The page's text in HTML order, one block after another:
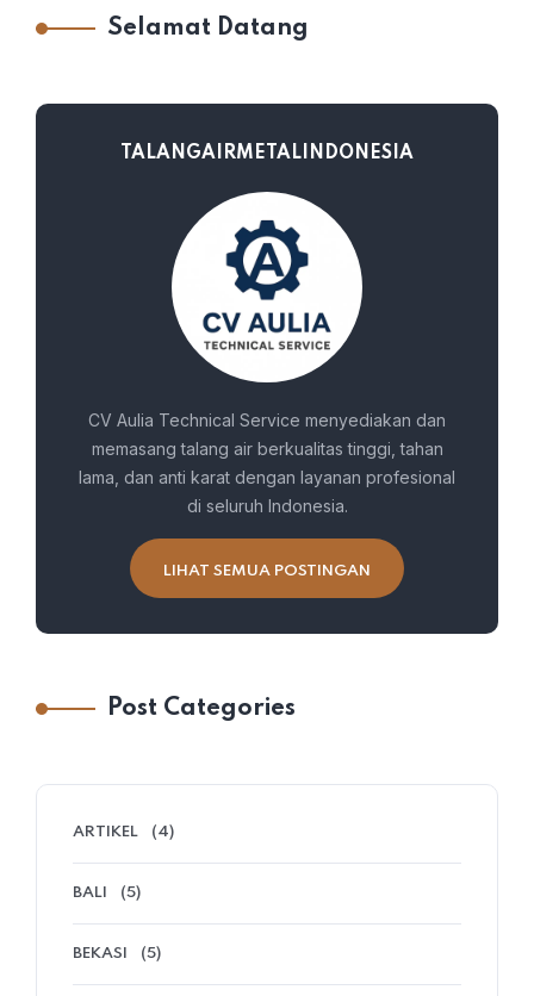
Selamat Datang
TALANGAIRMETALINDONESIA
CV Aulia Technical Service menyediakan dan
memasang talang air berkualitas tinggi, tahan
lama, dan anti karat dengan layanan profesional
di seluruh Indonesia.
LIHAT SEMUA POSTINGAN
Post Categories
ARTIKEL (4)
BALI (5)
BEKASI (5)